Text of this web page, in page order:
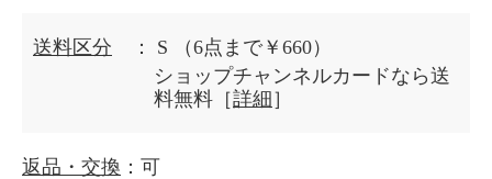
送料区分 ： S
（6点まで￥660）
ショップチャンネルカードなら送
料無料［詳細 ］
返品・交換 ：可